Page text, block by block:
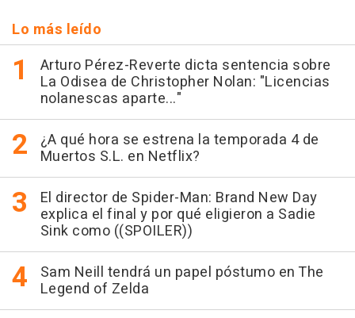
Lo más leído
Arturo Pérez-Reverte dicta sentencia sobre
La Odisea de Christopher Nolan: "Licencias
nolanescas aparte..."
¿A qué hora se estrena la temporada 4 de
Muertos S.L. en Netflix?
El director de Spider-Man: Brand New Day
explica el final y por qué eligieron a Sadie
Sink como ((SPOILER))
Sam Neill tendrá un papel póstumo en The
Legend of Zelda